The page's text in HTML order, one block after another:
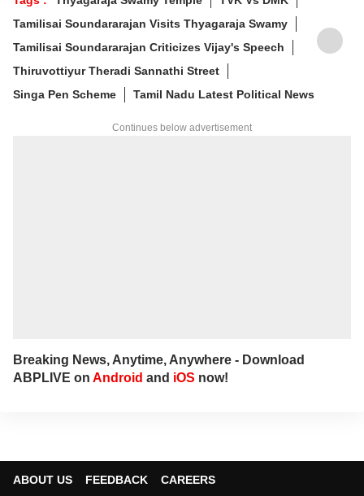
Tamilisai Soundararajan Visits Thyagaraja Swamy
Tamilisai Soundararajan Criticizes Vijay's Speech
Thiruvottiyur Theradi Sannathi Street
Singa Pen Scheme
Tamil Nadu Latest Political News
Continues below advertisement
Breaking News, Anytime, Anywhere - Download
ABPLIVE on Android and iOS now!
ABOUT US FEEDBACK CAREERS